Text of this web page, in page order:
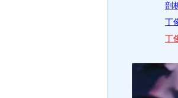
剖
丁
丁